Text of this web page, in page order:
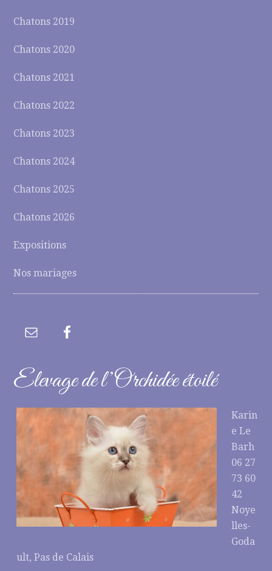
Chatons 2019
Chatons 2020
Chatons 2021
Chatons 2022
Chatons 2023
Chatons 2024
Chatons 2025
Chatons 2026
Expositions
Nos mariages
Elevage de l’Orchidée étoilé
Karin
e Le
Barh
06 27
73 60
42
Noye
lles-
Goda
ult, Pas de Calais